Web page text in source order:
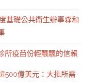
基礎公共衛生辦事森和
所疫苗份輕飄飄的信賴
500億美元：大批所需